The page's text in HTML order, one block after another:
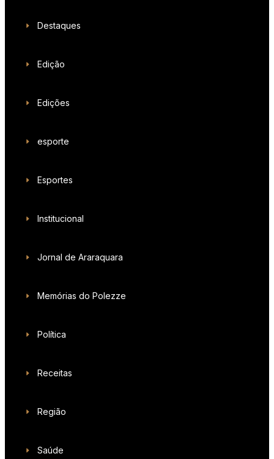
Destaques
Edição
Edições
esporte
Esportes
Institucional
Jornal de Araraquara
Memórias do Polezze
Política
Receitas
Região
Saúde